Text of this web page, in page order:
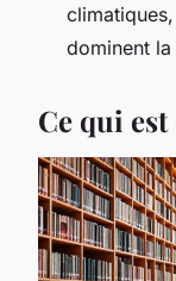
dominent
Ce qui